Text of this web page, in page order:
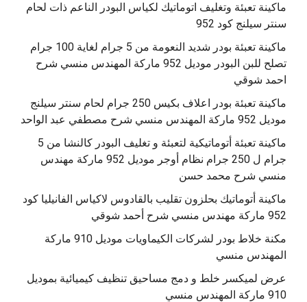
ماكينة تعبئة وتغليف اتوماتيك لكياس البودر الناعم ذات لحام
سنتر سيلنج كود 952
ماكينة تعبئة بودر شديد النعومة من 5 جرام لغاية 100 جرام
تصلح للبن البودر موديل 952 ماركة المهندس منسي شرح
احمد شوقي
ماكينة تعبئة بودر اعلاف بكيس 250 جرام لحام سنتر سيلنج
موديل 952 ماركة المهندس منسي شرح مصطفي عبد الواحد
ماكينة تعبئة أتوماتيكية لتعبئة و تغليف البودر كالنشا من 5
جرام ل 250 جرام نظام أوجر موديل 952 ماركة مهندس
منسي شرح محمد حسن
‫ماكينة أتوماتيك بحلزون تقليب بالقادوس لاكياس الفانيليا كود
مكنة خلاط بودر لشركات الكيماويات موديل 910 ماركة
المهندس منسي
عرض لميكسر خلط و دمج مساحيق تنظيف كيميائية بموديل
910 ماركة المهندس منسي